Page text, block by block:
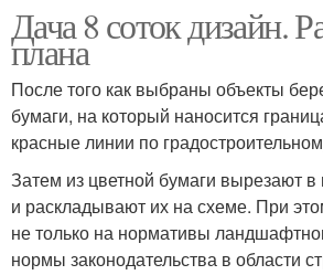
Дача 8 соток дизайн.
плана
После того как выбраны объекты
бумаги, на который наносится
красные линии по
Затем из цветной бумаги вырезают
и раскладывают их на схеме. При
не только на нормативы
нормы законодательства в области